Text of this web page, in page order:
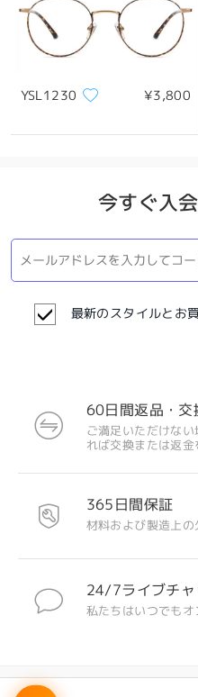
注目の
YSL1230 ¥3,800
今すぐ入
最新のスタイルとお
60日間返品・交
ご満足いただけな
れば交換または返
365日間保証
材料および製造上
24/7ライブチャ
私たちはいつでも